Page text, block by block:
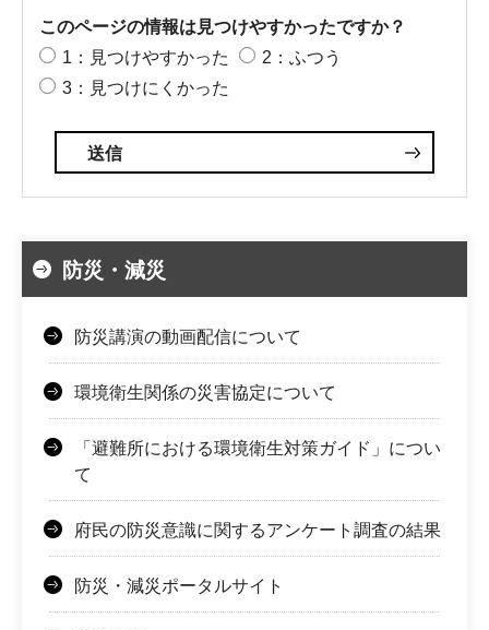
このページの情報は見つけやすかったですか？
1：見つけやすかった
2：ふつう
3：見つけにくかった
防災・減災
防災講演の動画配信について
環境衛生関係の災害協定について
「避難所における環境衛生対策ガイド」につい
て
府民の防災意識に関するアンケート調査の結果
防災・減災ポータルサイト